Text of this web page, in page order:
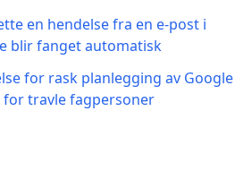
en hendelse fra en e-post i
blir fanget automatisk
for rask planlegging av Google
for travle fagpersoner